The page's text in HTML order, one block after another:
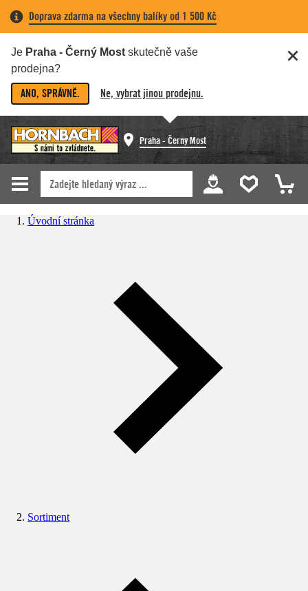
Doprava zdarma na všechny balíky od 1 500 Kč
Je Praha - Černý Most skutečně vaše
prodejna?
ANO, SPRÁVNĚ. Ne, vybrat jinou prodejnu.
Praha - Černý Most
Úvodní stránka
Sortiment